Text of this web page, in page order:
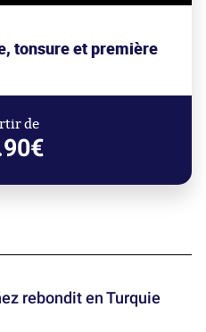
tonsure et première
de
rebondit en Turquie